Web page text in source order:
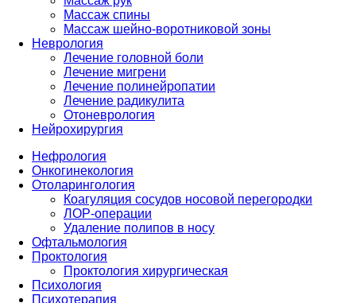
Массаж спины
Массаж шейно-воротниковой зоны
Неврология
Лечение головной боли
Лечение мигрени
Лечение полинейропатии
Лечение радикулита
Отоневрология
Нейрохирургия
Нефрология
Онкогинекология
Отоларингология
Коагуляция сосудов носовой перегородки
ЛОР-операции
Удаление полипов в носу
Офтальмология
Проктология
Проктология хирургическая
Психология
Психотерапия